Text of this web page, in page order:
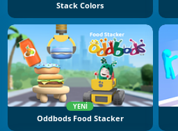
Stack Colors
YENI
Oddbods Food Stacker